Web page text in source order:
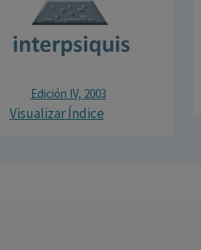
Edición IV, 2003
Visualizar Índice